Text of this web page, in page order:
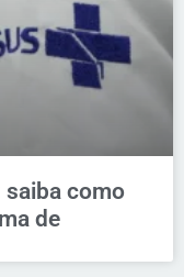
saiba como
de